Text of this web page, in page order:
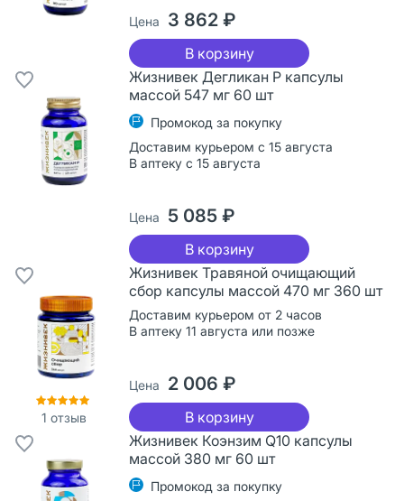
Цена 3 862 ₽
В корзину
Жизнивек Дегликан Р капсулы
массой 547 мг 60 шт
Промокод за покупку
Доставим курьером с 15 августа
В аптеку с 15 августа
Цена 5 085 ₽
В корзину
1 отзыв
Жизнивек Травяной очищающий
сбор капсулы массой 470 мг 360 шт
Доставим курьером от 2 часов
В аптеку 11 августа или позже
Цена 2 006 ₽
В корзину
Жизнивек Коэнзим Q10 капсулы
массой 380 мг 60 шт
Промокод за покупку